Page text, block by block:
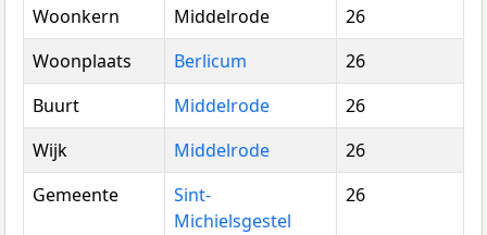
Woonkern Middelrode
26
Woonplaats
Berlicum
26
Buurt
Middelrode
26
Wijk
Middelrode
26
Gemeente
Sint-
Michielsgestel
26